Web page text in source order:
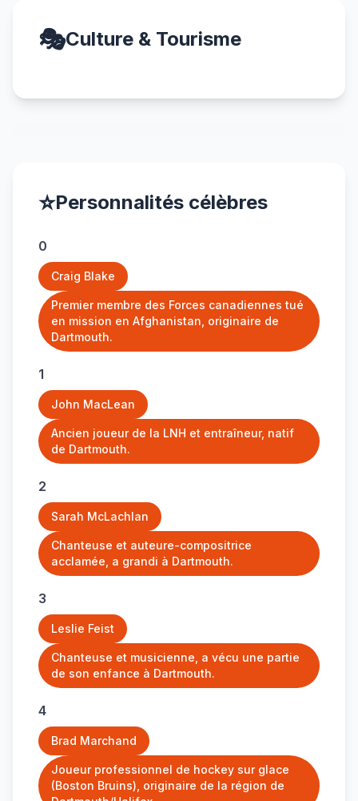
🎭Culture & Tourisme
⭐Personnalités célèbres
0
Craig Blake
Premier membre des Forces canadiennes tué
en mission en Afghanistan, originaire de
Dartmouth.
1
John MacLean
Ancien joueur de la LNH et entraîneur, natif
de Dartmouth.
2
Sarah McLachlan
Chanteuse et auteure-compositrice
acclamée, a grandi à Dartmouth.
3
Leslie Feist
Chanteuse et musicienne, a vécu une partie
de son enfance à Dartmouth.
4
Brad Marchand
Joueur professionnel de hockey sur glace
(Boston Bruins), originaire de la région de